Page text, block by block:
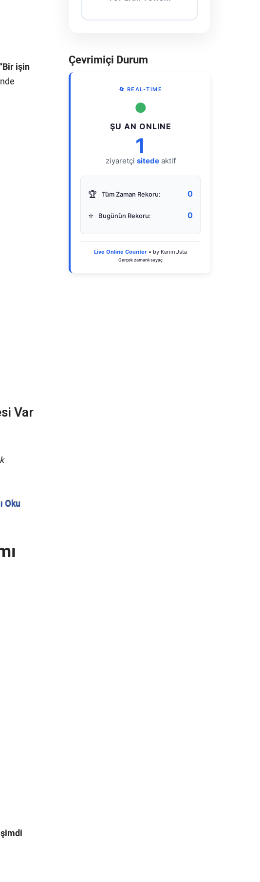
“Bir işin
Var
Oku
Çevrimiçi Durum
🔄 REAL-TIME
●
ŞU AN ONLINE
1
ziyaretçi sitedeaktif
🏆 Tüm Zaman Rekoru: 0
⭐ Bugünün Rekoru: 0
Live Online Counter • by KerimUsta
Gerçek zamanlı sayaç